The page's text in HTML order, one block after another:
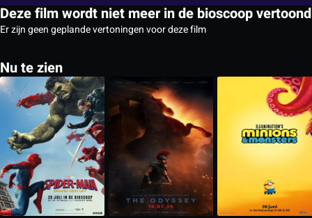
Deze film wordt niet meer in de bioscoop vertoond
Er zijn geen geplande vertoningen voor deze film
Nu te zien